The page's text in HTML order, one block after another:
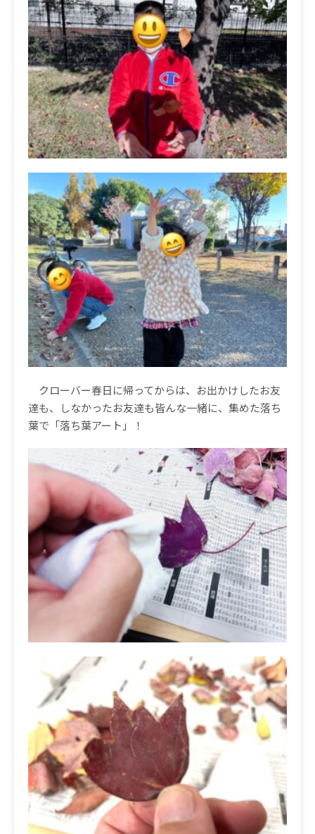
クローバー春日に帰ってからは、お出かけしたお友
達も、しなかったお友達も皆んな一緒に、集めた落ち
葉で「落ち葉アート」！